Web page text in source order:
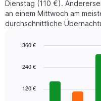
jeweiligen
Monat
an.
Diagramm
die
Dienstag (110 €).
an einem Mittwoch am
durchschnittliche
chart
bars.
120 €
240 €
360 €